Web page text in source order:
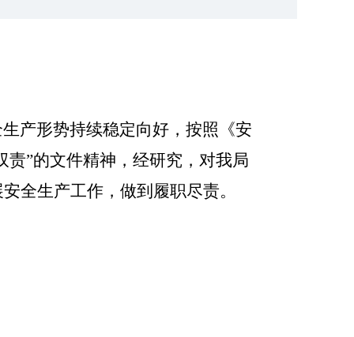
产形势持续稳定向好，按照《安
责”的文件精神，经研究，对我局
全生产工作，做到履职尽责。